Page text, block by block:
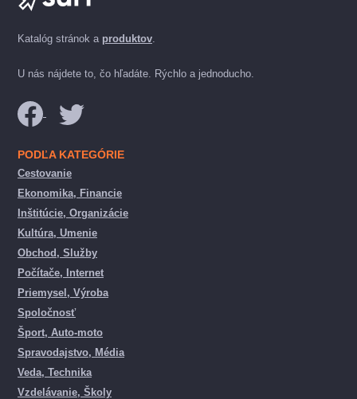
Katalóg stránok a produktov.
U nás nájdete to, čo hľadáte. Rýchlo a jednoducho.
PODĽA KATEGÓRIE
Cestovanie
Ekonomika, Financie
Inštitúcie, Organizácie
Kultúra, Umenie
Obchod, Služby
Počítače, Internet
Priemysel, Výroba
Spoločnosť
Šport, Auto-moto
Spravodajstvo, Média
Veda, Technika
Vzdelávanie, Školy